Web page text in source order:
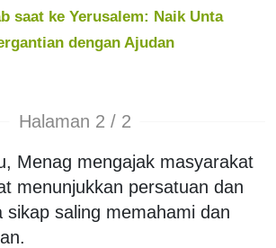
saat ke Yerusalem: Naik Unta
dengan Ajudan
Halaman 2 / 2
Menag mengajak masyarakat
menunjukkan persatuan dan
sikap saling memahami dan